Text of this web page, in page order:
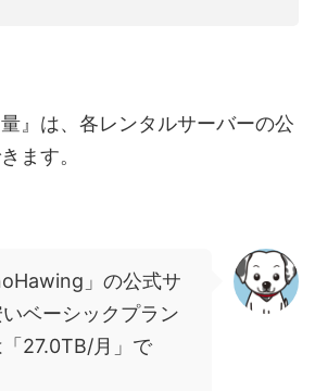
』は、各レンタルサーバーの公
ます。
」の公式サ
ベーシックプラン
27.0TB/月」で